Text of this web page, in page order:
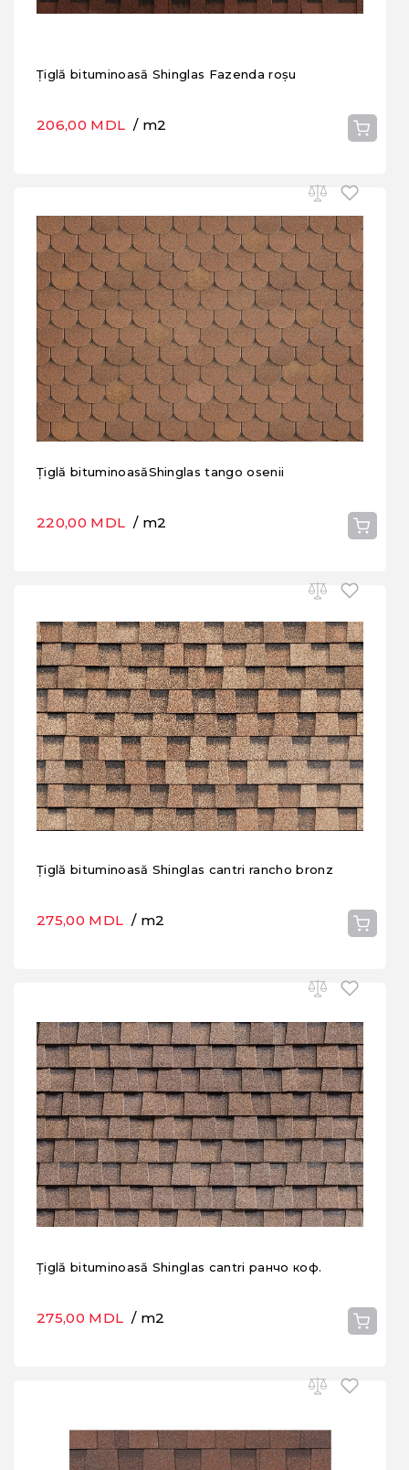
Țiglă bituminoasă Shinglas Fazenda roșu
206,00 MDL / m2
Țiglă bituminoasăShinglas tango osenii
220,00 MDL / m2
Țiglă bituminoasă Shinglas cantri rancho bronz
275,00 MDL / m2
Țiglă bituminoasă Shinglas cantri ранчо коф.
275,00 MDL / m2